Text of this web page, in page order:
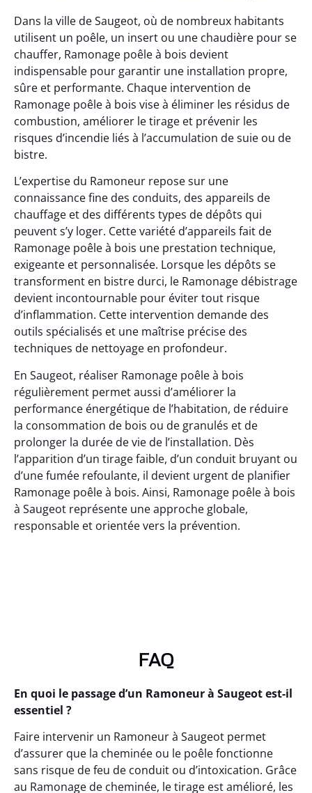
Dans la ville de Saugeot, où de nombreux habitants
utilisent un poêle, un insert ou une chaudière pour se
chauffer, Ramonage poêle à bois devient
indispensable pour garantir une installation propre,
sûre et performante. Chaque intervention de
Ramonage poêle à bois vise à éliminer les résidus de
combustion, améliorer le tirage et prévenir les
risques d’incendie liés à l’accumulation de suie ou de
bistre.
L’expertise du Ramoneur repose sur une
connaissance fine des conduits, des appareils de
chauffage et des différents types de dépôts qui
peuvent s’y loger. Cette variété d’appareils fait de
Ramonage poêle à bois une prestation technique,
exigeante et personnalisée. Lorsque les dépôts se
transforment en bistre durci, le Ramonage débistrage
devient incontournable pour éviter tout risque
d’inflammation. Cette intervention demande des
outils spécialisés et une maîtrise précise des
techniques de nettoyage en profondeur.
En Saugeot, réaliser Ramonage poêle à bois
régulièrement permet aussi d’améliorer la
performance énergétique de l’habitation, de réduire
la consommation de bois ou de granulés et de
prolonger la durée de vie de l’installation. Dès
l’apparition d’un tirage faible, d’un conduit bruyant ou
d’une fumée refoulante, il devient urgent de planifier
Ramonage poêle à bois. Ainsi, Ramonage poêle à bois
à Saugeot représente une approche globale,
responsable et orientée vers la prévention.
FAQ
En quoi le passage d’un Ramoneur à Saugeot est-il
essentiel ?
Faire intervenir un Ramoneur à Saugeot permet
d’assurer que la cheminée ou le poêle fonctionne
sans risque de feu de conduit ou d’intoxication. Grâce
au Ramonage de cheminée, le tirage est amélioré, les